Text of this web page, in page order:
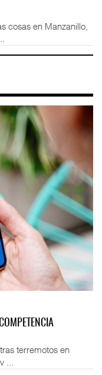
cosas en Manzanillo,
terremotos en